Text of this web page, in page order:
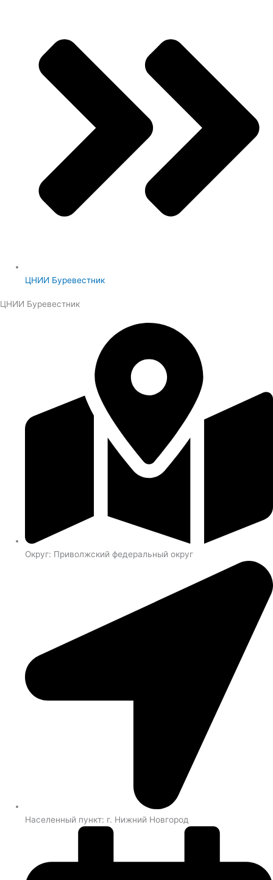
ЦНИИ Буревестник
ЦНИИ Буревестник
Округ: Приволжский федеральный округ
Населенный пункт: г. Нижний Новгород